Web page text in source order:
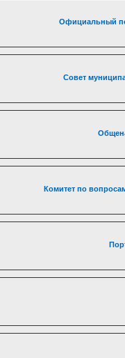
Официальный
Совет
Комитет по